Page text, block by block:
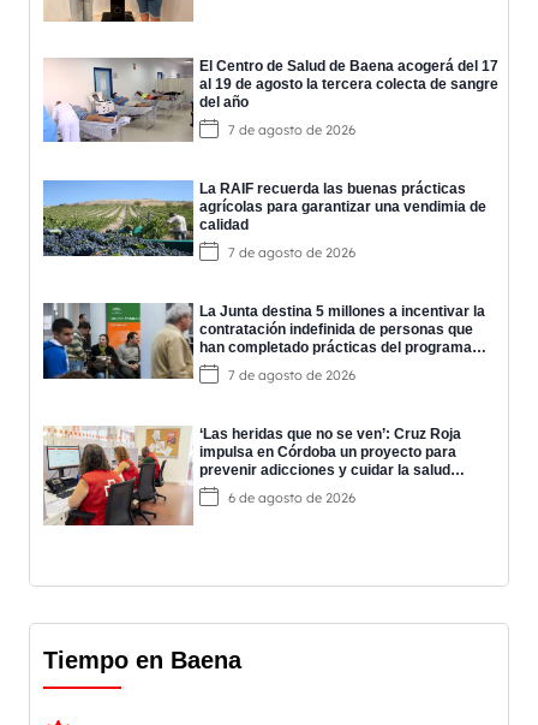
El Centro de Salud de Baena acogerá del 17
al 19 de agosto la tercera colecta de sangre
del año
7 de agosto de 2026
La RAIF recuerda las buenas prácticas
agrícolas para garantizar una vendimia de
calidad
7 de agosto de 2026
La Junta destina 5 millones a incentivar la
contratación indefinida de personas que
han completado prácticas del programa
EPES
7 de agosto de 2026
‘Las heridas que no se ven’: Cruz Roja
impulsa en Córdoba un proyecto para
prevenir adicciones y cuidar la salud
mental
6 de agosto de 2026
Tiempo en Baena